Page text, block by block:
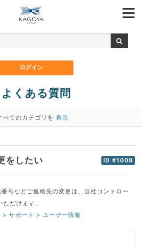
よくある質問
べてのカテゴリを 表示
ID #1008
をしたい
号などご連絡先の変更は、当社コントロー
だけます。
> サポート > ユーザー情報